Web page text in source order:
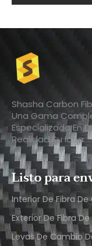
Shasha Carbon
Una Gama
Especializado En
Realidad Su Idea.
Listo para
Interior De Fibra
Exterior De Fibra
Levas De Cambio